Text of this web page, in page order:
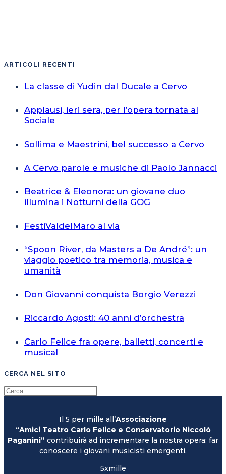
ARTICOLI RECENTI
La classe di Yudin dal Ducale a Cervo
Applausi, ieri sera, per l’opera tornata al
Sociale
Sollima e Maestrini, bel successo a Cervo
A Cervo parole e musiche di Paolo Jannacci
Beatrice & Eleonora: un giovane duo
illumina i Notturni della GOG
FestiValdelMaro al via
“Spoon River, da Masters a De André”: un
viaggio poetico tra memoria, musica e
umanità
Don Giovanni conquista Borgio Verezzi
Riccardo Agosti: 40 anni d’orchestra
Carlo Felice fra opere, balletti, concerti e
musical
CERCA NEL SITO
Il 5 per mille all’Associazione
“Amici Teatro Carlo Felice e Conservatorio Niccolò
Paganini” contribuirà ad incrementare la nostra opera: far
conoscere i giovani musicisti emergenti.
5xmille